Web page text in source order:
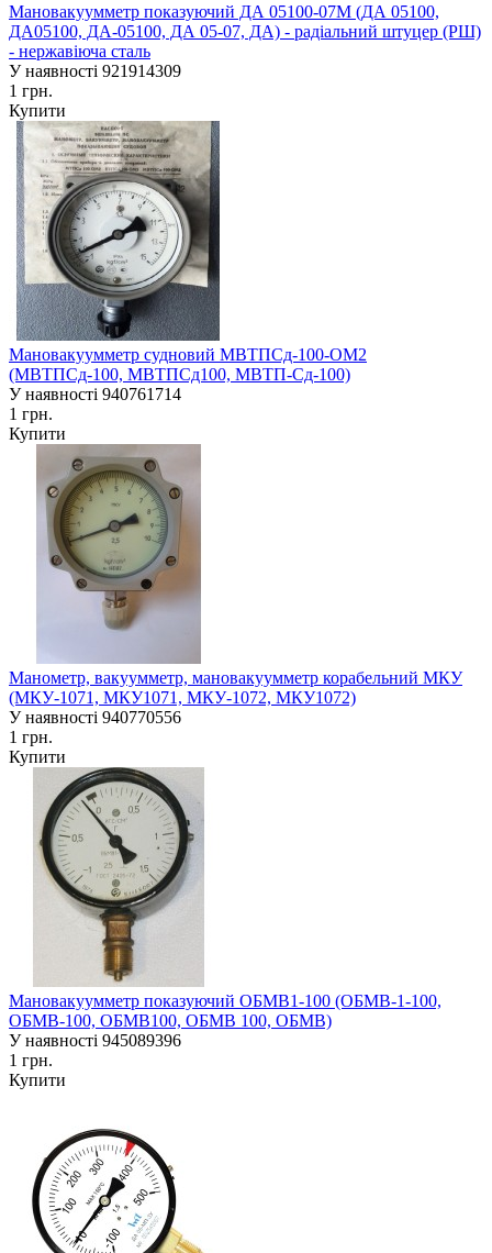
Мановакуумметр показуючий ДА 05100-07М (ДА 05100,
ДА05100, ДА-05100, ДА 05-07, ДА) - радіальний штуцер (РШ)
- нержавіюча сталь
У наявності 921914309
1 грн.
Купити
Мановакуумметр судновий МВТПСд-100-ОМ2
(МВТПСд-100, МВТПСд100, МВТП-Сд-100)
У наявності 940761714
1 грн.
Купити
Манометр, вакуумметр, мановакуумметр корабельний МКУ
(МКУ-1071, МКУ1071, МКУ-1072, МКУ1072)
У наявності 940770556
1 грн.
Купити
Мановакуумметр показуючий ОБМВ1-100 (ОБМВ-1-100,
ОБМВ-100, ОБМВ100, ОБМВ 100, ОБМВ)
У наявності 945089396
1 грн.
Купити